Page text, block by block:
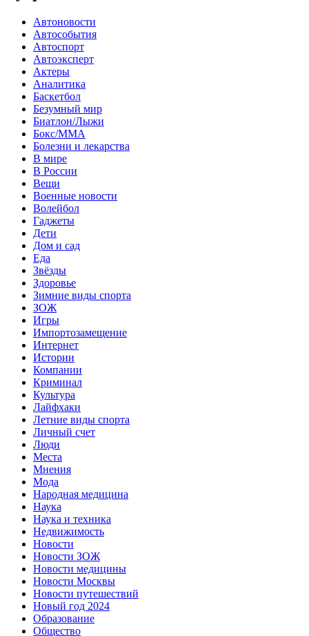
Автоновости
Автособытия
Автоспорт
Автоэксперт
Актеры
Аналитика
Баскетбол
Безумный мир
Биатлон/Лыжи
Бокс/MMA
Болезни и лекарства
В мире
В России
Вещи
Военные новости
Волейбол
Гаджеты
Дети
Дом и сад
Еда
Звёзды
Здоровье
Зимние виды спорта
ЗОЖ
Игры
Импортозамещение
Интернет
Истории
Компании
Криминал
Культура
Лайфхаки
Летние виды спорта
Личный счет
Люди
Места
Мнения
Мода
Народная медицина
Наука
Наука и техника
Недвижимость
Новости
Новости ЗОЖ
Новости медицины
Новости Москвы
Новости путешествий
Новый год 2024
Образование
Общество